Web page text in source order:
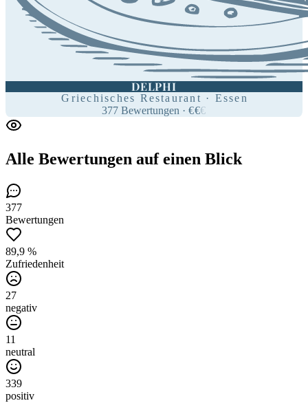
DELPHI
Griechisches Restaurant · Essen
377 Bewertungen ·€€€
Alle Bewertungen auf einen Blick
377
Bewertungen
89,9 %
Zufriedenheit
27
negativ
11
neutral
339
positiv